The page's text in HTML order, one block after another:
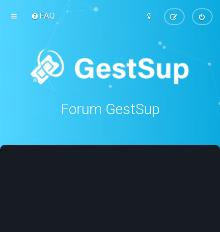
FAQ
Forum GestSup